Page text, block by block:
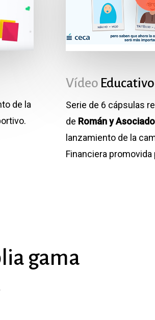
de la
Vídeo Educativo
Serie de 6 cápsulas
de Román y
lanzamiento de la
Financiera promovida
gama